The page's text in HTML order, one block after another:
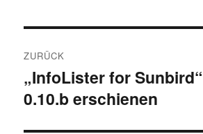
ZURÜCK
Vorheriger
Beitrag:
„InfoLister for
0.10.b erschienen